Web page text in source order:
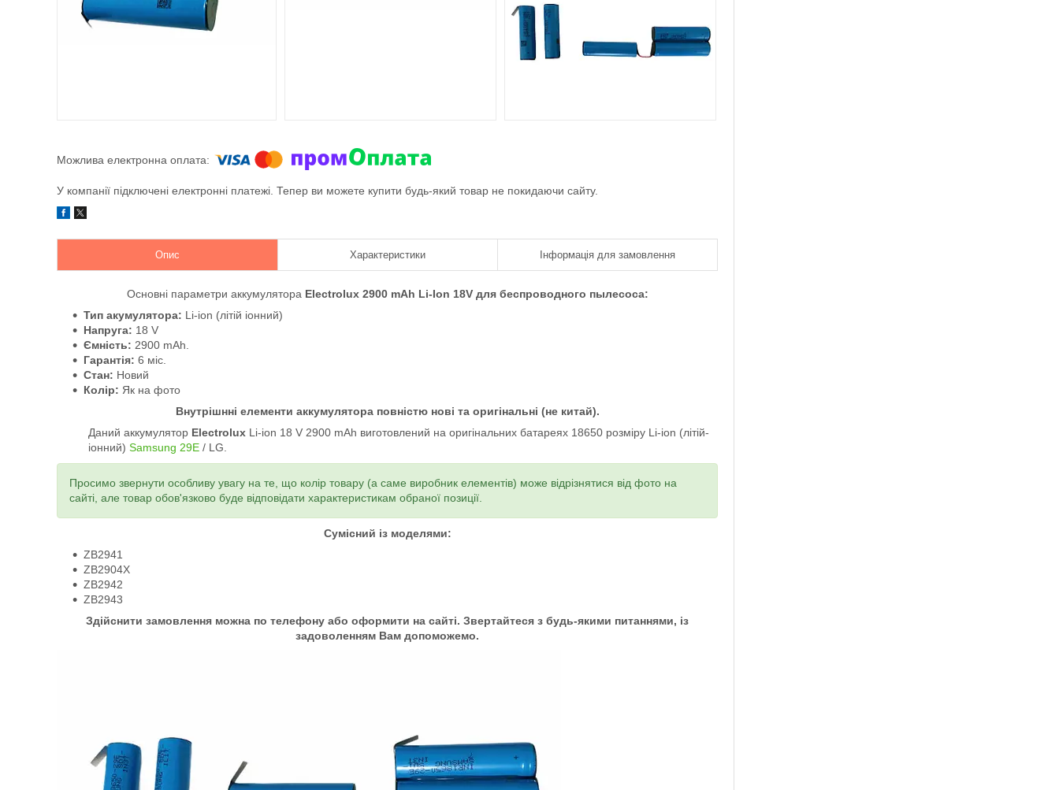
У компанії підключені електронні платежі. Тепер ви можете купити будь-який товар не покидаючи сайту.
Опис Характеристики Інформація для замовлення
Основні параметри аккумулятора Electrolux 2900 mAh Li-Ion 18V для беспроводного пылесоса:
Тип акумулятора: Li-ion (літій іонний)
Напруга: 18 V
Ємність: 2900 mAh.
Гарантія: 6 міс.
Стан: Новий
Колір: Як на фото
Внутрішнні елементи аккумулятора повністю нові та оригінальні (не китай).
Даний аккумулятор Electrolux Li-ion 18 V 2900 mAh виготовлений на оригінальних батареях 18650 розміру Li-ion (літій-
іонний) Samsung 29E / LG.
Просимо звернути особливу увагу на те, що колір товару (а саме виробник елементів) може відрізнятися від фото на
сайті, але товар обов'язково буде відповідати характеристикам обраної позиції.
Сумісний із моделями:
ZB2941
ZB2904X
ZB2942
ZB2943
Здійснити замовлення можна по телефону або оформити на сайті. Звертайтеся з будь-якими питаннями, із
задоволенням Вам допоможемо.